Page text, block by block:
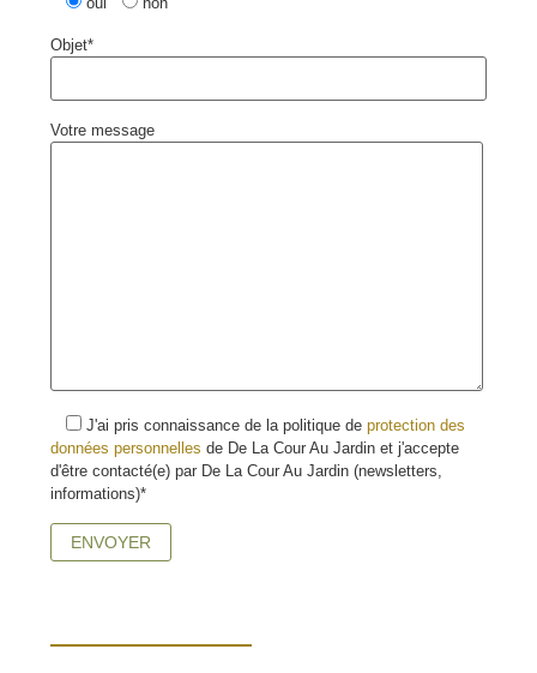
Objet*
Votre message
J'ai pris connaissance de la politique deprotection des
données personnelles de De La Cour Au Jardin et j'accepte
d'être contacté(e) par De La Cour Au Jardin (newsletters,
informations)*